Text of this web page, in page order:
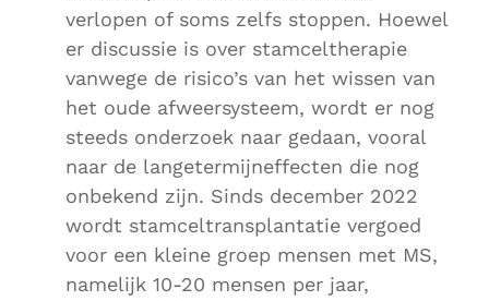
verlopen of soms zelfs stoppen. Hoewel
er discussie is over stamceltherapie
vanwege de risico’s van het wissen van
het oude afweersysteem, wordt er nog
steeds onderzoek naar gedaan, vooral
naar de langetermijneffecten die nog
onbekend zijn. Sinds december 2022
wordt stamceltransplantatie vergoed
voor een kleine groep mensen met MS,
namelijk 10-20 mensen per jaar,